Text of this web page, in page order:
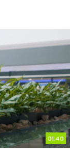
netzerotube
01:40